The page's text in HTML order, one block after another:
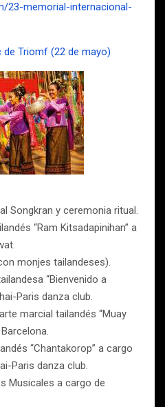
23-memorial-internacional-
de Triomf (22 de mayo)
Songkran y ceremonia ritual.
“Ram Kitsadapinihan” a
monjes tailandeses).
“Bienvenido a
Paris danza club.
marcial tailandés “Muay
“Chantakorop” a cargo
Paris danza club.
Musicales a cargo de